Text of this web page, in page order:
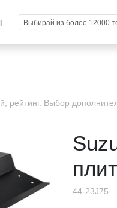
Выбор
44-23J75